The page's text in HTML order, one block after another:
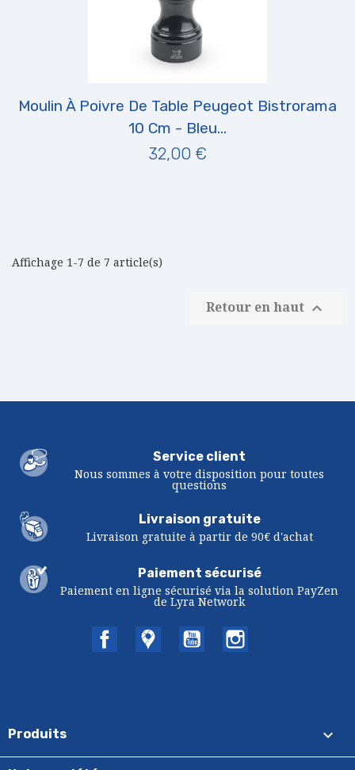
Moulin À Poivre De Table Peugeot Bistrorama
10 Cm - Bleu...
32,00 €
Affichage 1-7 de 7 article(s)
Retour en haut 
Service client
Nous sommes à votre disposition pour toutes
questions
Livraison gratuite
Livraison gratuite à partir de 90€ d'achat
Paiement sécurisé
Paiement en ligne sécurisé via la solution PayZen
de Lyra Network
Facebook Twitter YouTube
Produits 